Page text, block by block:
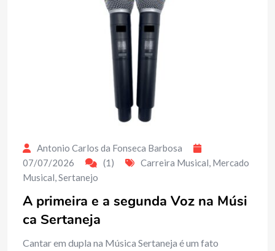
Antonio Carlos da Fonseca Barbosa
07/07/2026
(1) Carreira Musical, Mercado
Musical,Sertanejo
A primeira e a segunda Voz na Músi
ca Sertaneja
Cantar em dupla na Música Sertaneja é um fato